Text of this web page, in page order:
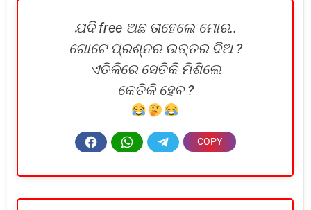
ଯଦି free ଅଛ ତାହେଲେ ମୋର..
ଗୋଟେ ପ୍ରଶ୍ନର ଉତ୍ତର ଦିଅ ?
ଏତିକିରେ ସେତିକି ମିଶିଲେ
କେତିକି ହେବ ?